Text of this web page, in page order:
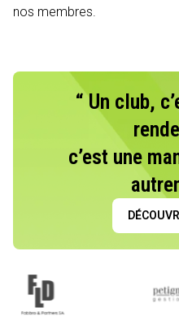
nos membres.
“ Un club,
c’est une